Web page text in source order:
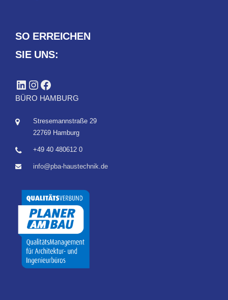
SO ERREICHEN
SIE UNS:
LinkedIn Instagram Facebook
BÜRO HAMBURG
Stresemannstraße 29
22769 Hamburg
+49 40 480612 0
info@pba-haustechnik.de